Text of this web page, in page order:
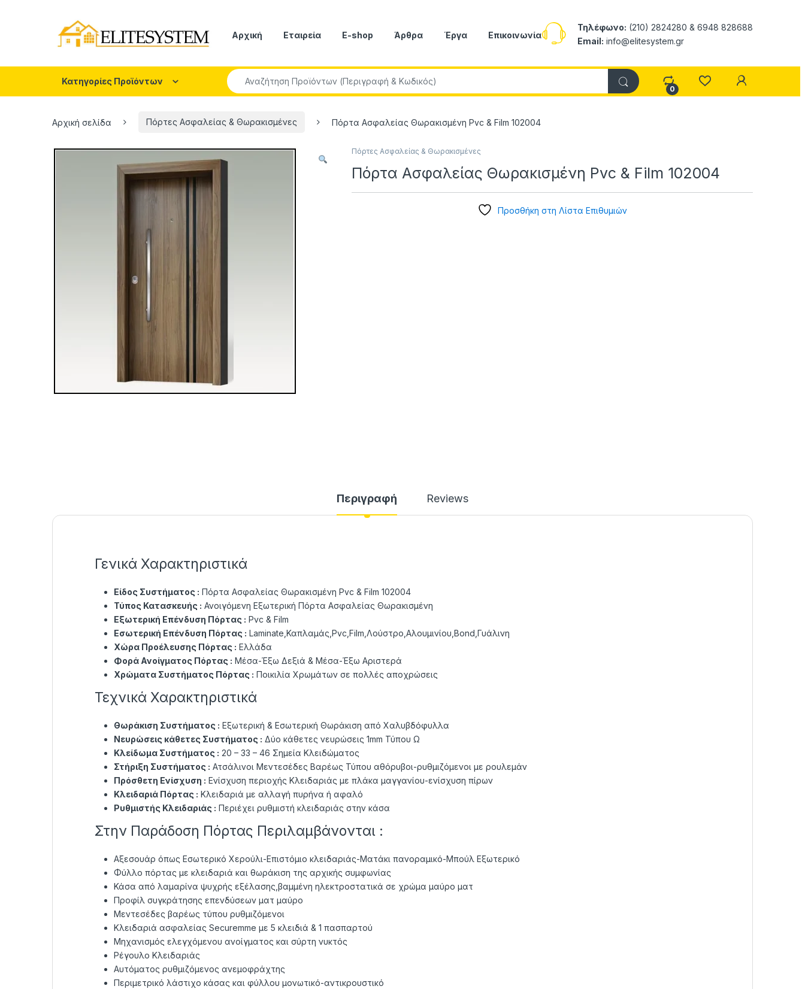
Αρχική Εταιρεία E-shop Άρθρα Έργα Επικοινωνία
Τηλέφωνο: (210) 2824280 & 6948 828688
Email: info@elitesystem.gr
Κατηγορίες Προϊόντων
Search for:
0
Αρχική σελίδα Πόρτες Ασφαλείας & Θωρακισμένες Πόρτα Ασφαλείας Θωρακισμένη Pvc & Film 102004
Πόρτες Ασφαλείας & Θωρακισμένες
Πόρτα Ασφαλείας Θωρακισμένη Pvc & Film 102004
Προσθήκη στη Λίστα Επιθυμιών
Περιγραφή Reviews
Γενικά Χαρακτηριστικά
Είδος Συστήματος : Πόρτα Ασφαλείας Θωρακισμένη Pvc & Film 102004
Τύπος Κατασκευής : Ανοιγόμενη Εξωτερική Πόρτα Ασφαλείας Θωρακισμένη
Εξωτερική Επένδυση Πόρτας : Pvc & Film
Εσωτερική Επένδυση Πόρτας : Laminate,Καπλαμάς,Pvc,Film,Λούστρο,Αλουμινίου,Bond,Γυάλινη
Χώρα Προέλευσης Πόρτας : Ελλάδα
Φορά Ανοίγματος Πόρτας : Μέσα-Έξω Δεξιά & Μέσα-Έξω Αριστερά
Χρώματα Συστήματος Πόρτας : Ποικιλία Χρωμάτων σε πολλές αποχρώσεις
Τεχνικά Χαρακτηριστικά
Θωράκιση Συστήματος : Εξωτερική & Εσωτερική Θωράκιση από Χαλυβδόφυλλα
Νευρώσεις κάθετες Συστήματος : Δύο κάθετες νευρώσεις 1mm Τύπου Ω
Κλείδωμα Συστήματος : 20 – 33 – 46 Σημεία Κλειδώματος
Στήριξη Συστήματος : Ατσάλινοι Μεντεσέδες Βαρέως Τύπου αθόρυβοι-ρυθμιζόμενοι με ρουλεμάν
Πρόσθετη Ενίσχυση : Ενίσχυση περιοχής Κλειδαριάς με πλάκα μαγγανίου-ενίσχυση πίρων
Κλειδαριά Πόρτας : Κλειδαριά με αλλαγή πυρήνα ή αφαλό
Ρυθμιστής Κλειδαριάς : Περιέχει ρυθμιστή κλειδαριάς στην κάσα
Στην Παράδοση Πόρτας Περιλαμβάνονται :
Αξεσουάρ όπως Εσωτερικό Χερούλι-Επιστόμιο κλειδαριάς-Ματάκι πανοραμικό-Μπούλ Εξωτερικό
Φύλλο πόρτας με κλειδαριά και θωράκιση της αρχικής συμφωνίας
Κάσα από λαμαρίνα ψυχρής εξέλασης,βαμμένη ηλεκτροστατικά σε χρώμα μαύρο ματ
Προφίλ συγκράτησης επενδύσεων ματ μαύρο
Μεντεσέδες βαρέως τύπου ρυθμιζόμενοι
Κλειδαριά ασφαλείας Securemme με 5 κλειδιά & 1 πασπαρτού
Μηχανισμός ελεγχόμενου ανοίγματος και σύρτη νυκτός
Ρέγουλο Κλειδαριάς
Αυτόματος ρυθμιζόμενος ανεμοφράχτης
Περιμετρικό λάστιχο κάσας και φύλλου μονωτικό-αντικρουστικό